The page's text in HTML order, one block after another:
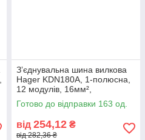
Зʼєднувальна шина вилкова
Hager KDN180A, 1-полюсна,
12 модулів, 16мм²,
ізольована
Готово до відправки 163 од.
від 254,12 ₴
від 282,36 ₴